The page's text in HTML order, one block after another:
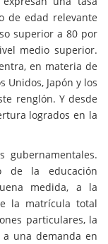
de edad relevante
superior a 80 por
medio superior.
en materia de
Unidos, Japón y los
renglón. Y desde
logrados en la
de la educación
medida, a la
la matrícula total
particulares, la
una demanda en